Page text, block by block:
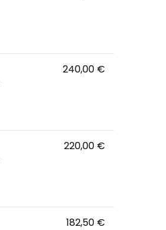
240,00 €
220,00 €
182,50 €